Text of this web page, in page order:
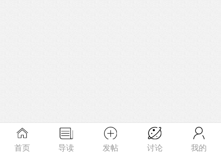
首页 导读 发帖 讨论 我的